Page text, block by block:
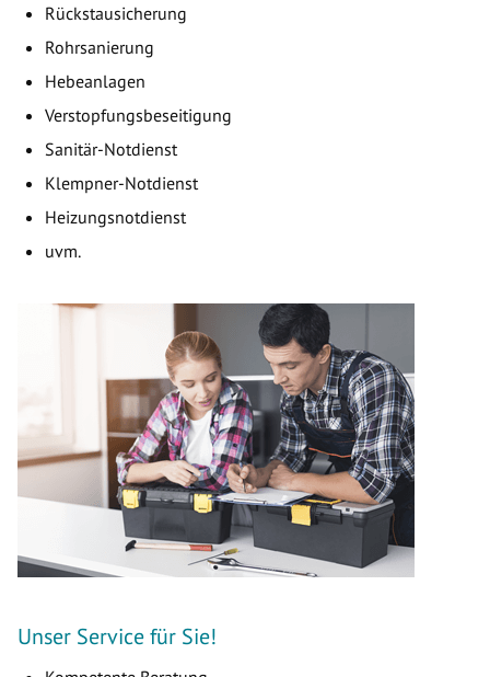
Rückstausicherung
Rohrsanierung
Hebeanlagen
Verstopfungsbeseitigung
Sanitär-Notdienst
Klempner-Notdienst
Heizungsnotdienst
uvm.
Unser Service für Sie!